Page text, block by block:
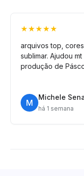
★★★★★
arquivos top,
sublimar. Ajudou mt
produção de
M
Michele
há 1 semana